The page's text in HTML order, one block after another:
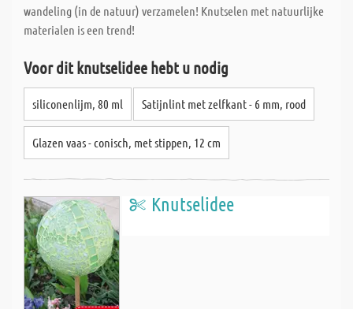
wandeling (in de natuur) verzamelen! Knutselen met natuurlijke
materialen is een trend!
Voor dit knutselidee hebt u nodig
siliconenlijm, 80 ml Satijnlint met zelfkant - 6 mm, rood
Glazen vaas - conisch, met stippen, 12 cm
Knutselidee